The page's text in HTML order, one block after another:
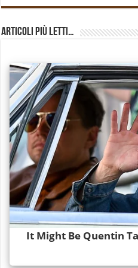
Articoli più Letti…